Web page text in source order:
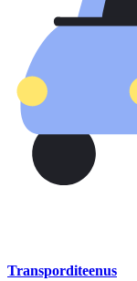
Transporditeenus